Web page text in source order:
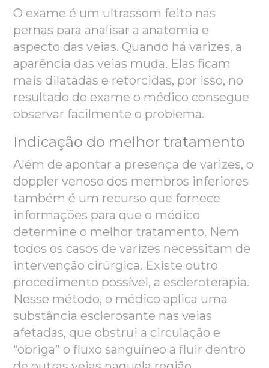
O exame é um ultrassom feito nas
pernas para analisar a anatomia e
aspecto das veias. Quando há varizes, a
aparência das veias muda. Elas ficam
mais dilatadas e retorcidas, por isso, no
resultado do exame o médico consegue
observar facilmente o problema.
Indicação do melhor tratamento
Além de apontar a presença de varizes, o
doppler venoso dos membros inferiores
também é um recurso que fornece
informações para que o médico
determine o melhor tratamento. Nem
todos os casos de varizes necessitam de
intervenção cirúrgica. Existe outro
procedimento possível, a escleroterapia.
Nesse método, o médico aplica uma
substância esclerosante nas veias
afetadas, que obstrui a circulaçãoe
“obriga” o fluxo sanguíneo a fluir dentro